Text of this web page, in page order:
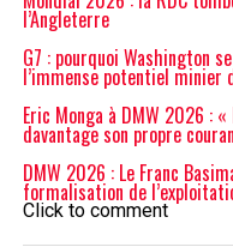
l’Angleterre
G7 : pourquoi Washington
l’immense potentiel minier
Eric Monga à DMW 2026 :
davantage son propre
DMW 2026 : Le Franc
formalisation de
Click to comment